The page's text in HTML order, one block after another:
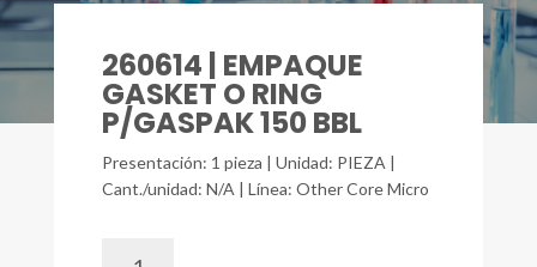
260614 | EMPAQUE
GASKET O RING
P/GASPAK 150 BBL
Presentación: 1 pieza | Unidad: PIEZA |
Cant./unidad: N/A | Línea: Other Core Micro